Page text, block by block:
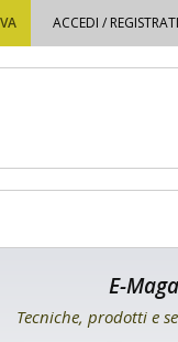
ACCEDI / REGISTRATI
E-
Tecniche, prodotti e